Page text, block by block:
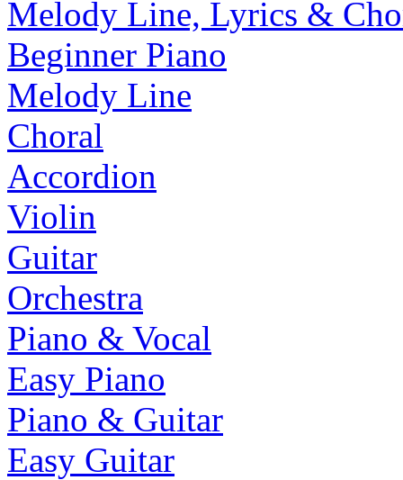
Melody Line, Lyrics &
Beginner Piano
Melody Line
Choral
Accordion
Violin
Guitar
Orchestra
Piano & Vocal
Easy Piano
Piano & Guitar
Easy Guitar